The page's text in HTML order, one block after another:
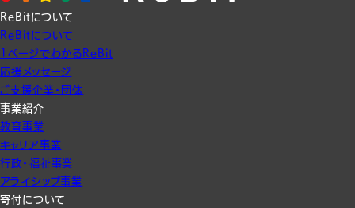
ReBitについて
ReBitについて
1ページでわかるReBit
応援メッセージ
ご支援企業・団体
事業紹介
教育事業
キャリア事業
行政・福祉事業
アライシップ事業
寄付について